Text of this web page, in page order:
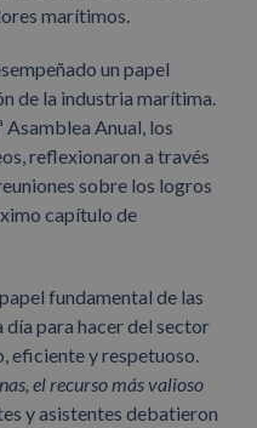
marítimos.
un papel
de la industria marítima.
Asamblea Anual, los
reflexionaron a través
sobre los logros
capítulo de
fundamental de las
para hacer del sector
eficiente y respetuoso.
el recurso más valioso
y asistentes debatieron